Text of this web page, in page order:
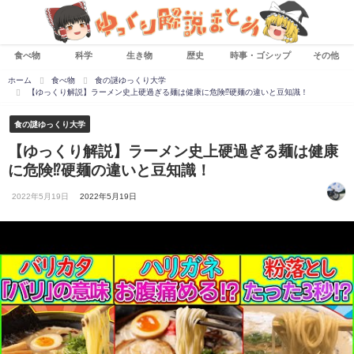
食べ物 科学 生き物 歴史 時事・ゴシップ その他
ホーム 食べ物
食の謎ゆっくり大学
【ゆっくり解説】ラーメン史上硬過ぎる麺は健康に危険⁉︎硬麺の違いと豆知識！
食の謎ゆっくり大学
【ゆっくり解説】ラーメン史上硬過ぎる麺は健康
に危険⁉︎硬麺の違いと豆知識！
2022年5月19日 2022年5月19日